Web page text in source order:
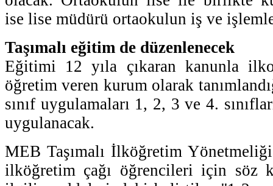
ise lise müdürü ortaokulun iş ve
Taşımalı eğitim de düzenlenecek
Eğitimi 12 yıla çıkaran kanunla
öğretim veren kurum olarak
sınıf uygulamaları 1, 2, 3 ve 4.
uygulanacak.
MEB Taşımalı İlköğretim Yönetmeliği
ilköğretim çağı öğrencileri için söz